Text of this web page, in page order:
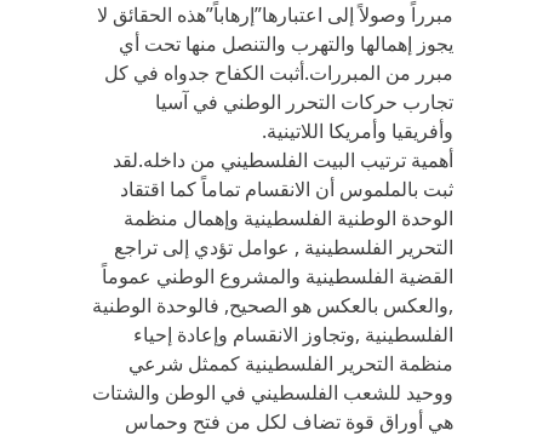
مبرراً وصولاً إلى اعتبارها”إرهاباً”هذه الحقائق لا
يجوز إهمالها والتهرب والتنصل منها تحت أي
مبرر من المبررات.أثبت الكفاح جدواه في كل
تجارب حركات التحرر الوطني في آسيا
وأفريقيا وأمريكا اللاتينية.
أهمية ترتيب البيت الفلسطيني من داخله.لقد
ثبت بالملموس أن الانقسام تماماً كما اقتقاد
الوحدة الوطنية الفلسطينية وإهمال منظمة
التحرير الفلسطينية , عوامل تؤدي إلى تراجع
القضية الفلسطينية والمشروع الوطني عموماً
,والعكس بالعكس هو الصحيح, فالوحدة الوطنية
الفلسطينية ,وتجاوز الانقسام وإعادة إحياء
منظمة التحرير الفلسطينية كممثل شرعي
ووحيد للشعب الفلسطيني في الوطن والشتات
هي أوراق قوة تضاف لكل من فتح وحماس